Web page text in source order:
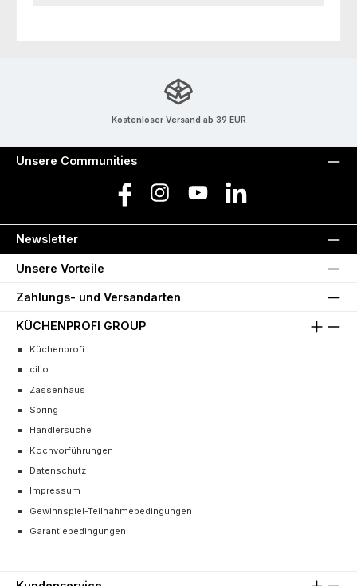
Kostenloser Versand ab 39 EUR
Unsere Communities
Facebook Instagram YouTube LinkedIn
Newsletter
Unsere Vorteile
Zahlungs- und Versandarten
KÜCHENPROFI GROUP
Küchenprofi
cilio
Zassenhaus
Spring
Händlersuche
Kochvorführungen
Datenschutz
Impressum
Gewinnspiel-Teilnahmebedingungen
Garantiebedingungen